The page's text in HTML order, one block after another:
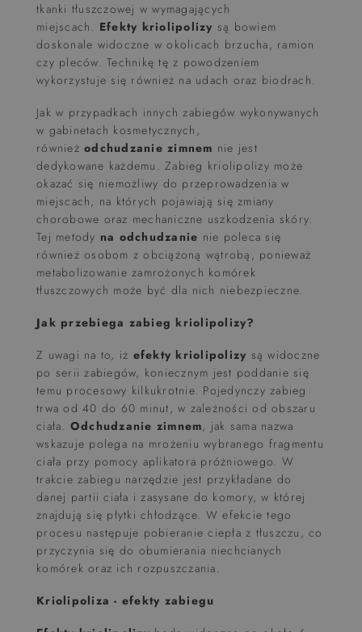
tkanki tłuszczowej w wymagających
miejscach. Efekty kriolipolizy są bowiem
doskonale widoczne w okolicach brzucha, ramion
czy pleców. Technikę tę z powodzeniem
wykorzystuje się również na udach oraz biodrach.
Jak w przypadkach innych zabiegów wykonywanych
w gabinetach kosmetycznych,
również odchudzanie zimnem nie jest
dedykowane każdemu. Zabieg kriolipolizy może
okazać się niemożliwy do przeprowadzenia w
miejscach, na których pojawiają się zmiany
chorobowe oraz mechaniczne uszkodzenia skóry.
Tej metody na odchudzanie nie poleca się
również osobom z obciążoną wątrobą, ponieważ
metabolizowanie zamrożonych komórek
tłuszczowych może być dla nich niebezpieczne.
Jak przebiega zabieg kriolipolizy?
Z uwagi na to, iż efekty kriolipolizy są widoczne
po serii zabiegów, koniecznym jest poddanie się
temu procesowy kilkukrotnie. Pojedynczy zabieg
trwa od 40 do 60 minut, w zależności od obszaru
ciała. Odchudzanie zimnem, jak sama nazwa
wskazuje polega na mrożeniu wybranego fragmentu
ciała przy pomocy aplikatora próżniowego. W
trakcie zabiegu narzędzie jest przykładane do
danej partii ciała i zasysane do komory, w której
znajdują się płytki chłodzące. W efekcie tego
procesu następuje pobieranie ciepła z tłuszczu, co
przyczynia się do obumierania niechcianych
komórek oraz ich rozpuszczania.
Kriolipoliza - efekty zabiegu